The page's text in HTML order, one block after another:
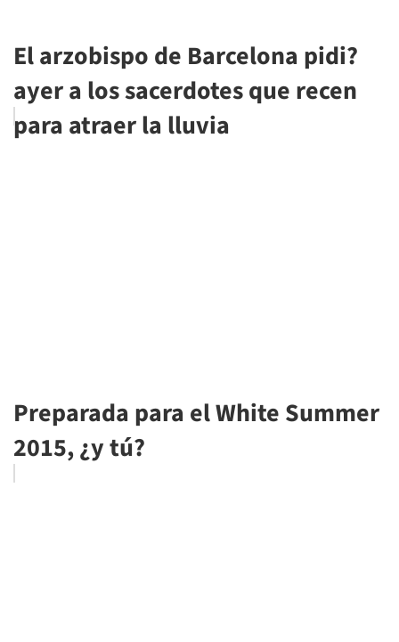
El arzobispo de Barcelona pidi?
ayer a los sacerdotes que recen
para atraer la lluvia
Preparada para el White Summer
2015, ¿y tú?